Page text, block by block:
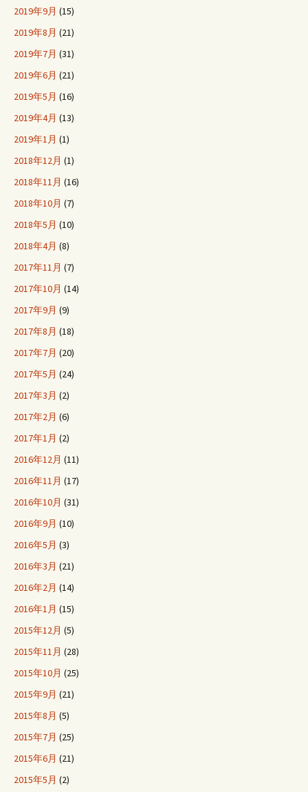
2019年9月 (15)
2019年8月 (21)
2019年7月 (31)
2019年6月 (21)
2019年5月 (16)
2019年4月 (13)
2019年1月 (1)
2018年12月 (1)
2018年11月 (16)
2018年10月 (7)
2018年5月 (10)
2018年4月 (8)
2017年11月 (7)
2017年10月 (14)
2017年9月 (9)
2017年8月 (18)
2017年7月 (20)
2017年5月 (24)
2017年3月 (2)
2017年2月 (6)
2017年1月 (2)
2016年12月 (11)
2016年11月 (17)
2016年10月 (31)
2016年9月 (10)
2016年5月 (3)
2016年3月 (21)
2016年2月 (14)
2016年1月 (15)
2015年12月 (5)
2015年11月 (28)
2015年10月 (25)
2015年9月 (21)
2015年8月 (5)
2015年7月 (25)
2015年6月 (21)
2015年5月 (2)